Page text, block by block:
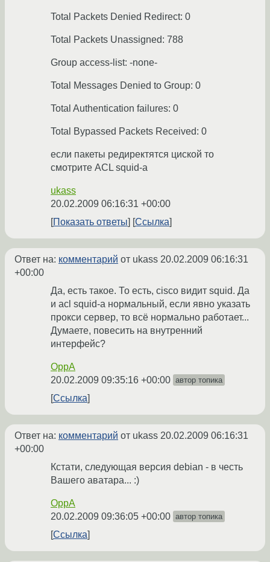
Total Packets Denied Redirect: 0
Total Packets Unassigned: 788
Group access-list: -none-
Total Messages Denied to Group: 0
Total Authentication failures: 0
Total Bypassed Packets Received: 0
если пакеты редиректятся циской то
смотрите ACL squid-а
ukass
20.02.2009 06:16:31 +00:00
Показать ответы
Ссылка
Ответ на: комментарий от ukass 20.02.2009 06:16:31
+00:00
Да, есть такое. То есть, cisco видит squid. Да
и acl squid-a нормальный, если явно указать
прокси сервер, то всё нормально работает...
Думаете, повесить на внутренний
интерфейс?
OppA
20.02.2009 09:35:16 +00:00 автор топика
Ссылка
Ответ на: комментарий от ukass 20.02.2009 06:16:31
+00:00
Кстати, следующая версия debian - в честь
Вашего аватара... :)
OppA
20.02.2009 09:36:05 +00:00 автор топика
Ссылка